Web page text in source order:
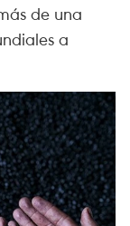
de una
a